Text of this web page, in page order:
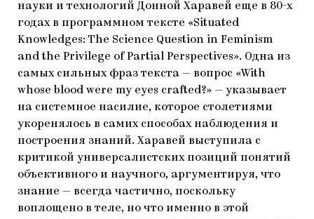
науки и технологий Донной Харавей еще в 80-х
годах в программном тексте «Situated
Knowledges: The Science Question in Feminism
and the Privilege of Partial Perspectives». Одна из
самых сильных фраз текста — вопрос «With
whose blood were my eyes crafted?» — указывает
на системное насилие, которое столетиями
укоренялось в самих способах наблюдения и
построения знаний. Харавей выступила с
критикой универсалистских позиций понятий
объективного и научного, аргументируя, что
знание — всегда частично, поскольку
воплощено в теле, но что именно в этой